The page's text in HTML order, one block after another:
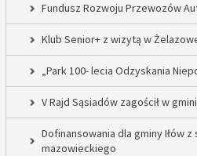
Fundusz Rozwoju Przewozów
Klub Senior+ z wizytą w
„Park 100- lecia Odzyskania
V Rajd Sąsiadów zagościł w
Dofinansowania dla gminy Iłów
mazowieckiego